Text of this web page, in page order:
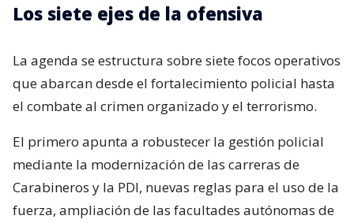
Los siete ejes de la ofensiva
La agenda se estructura sobre siete focos operativos
que abarcan desde el fortalecimiento policial hasta
el combate al crimen organizado y el terrorismo.
El primero apunta a robustecer la gestión policial
mediante la modernización de las carreras de
Carabineros y la PDI, nuevas reglas para el uso de la
fuerza, ampliación de las facultades autónomas de